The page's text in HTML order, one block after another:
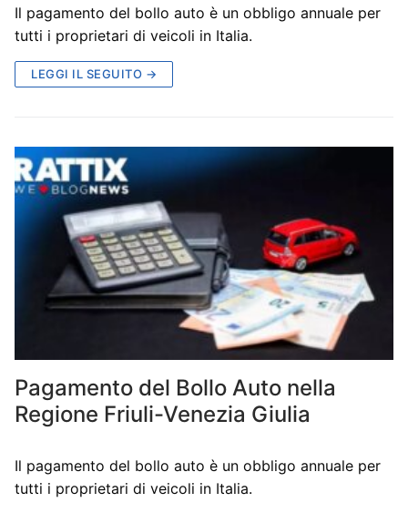
Il pagamento del bollo auto è un obbligo annuale per
tutti i proprietari di veicoli in Italia.
LEGGI IL SEGUITO →
Pagamento del Bollo Auto nella
Regione Friuli-Venezia Giulia
Il pagamento del bollo auto è un obbligo annuale per
tutti i proprietari di veicoli in Italia.